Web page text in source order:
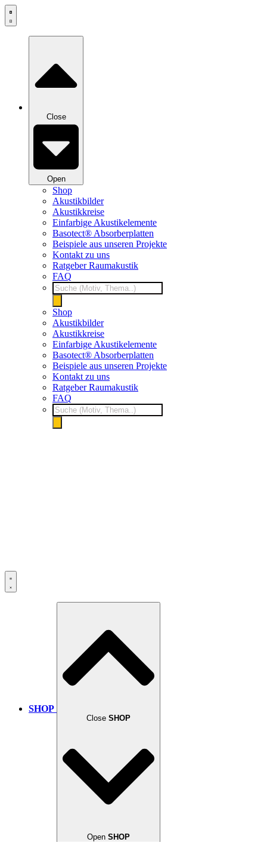
Zum
Inhalt
Close
Open
Shop
Akustikbilder
Akustikkreise
Einfarbige Akustikelemente
Basotect® Absorberplatten
Beispiele aus unseren Projekte
Kontakt zu uns
Ratgeber Raumakustik
FAQ
Products
search
Shop
Akustikbilder
Akustikkreise
Einfarbige Akustikelemente
Basotect® Absorberplatten
Beispiele aus unseren Projekte
Kontakt zu uns
Ratgeber Raumakustik
FAQ
Products
search
SHOP
Close SHOP
Open SHOP